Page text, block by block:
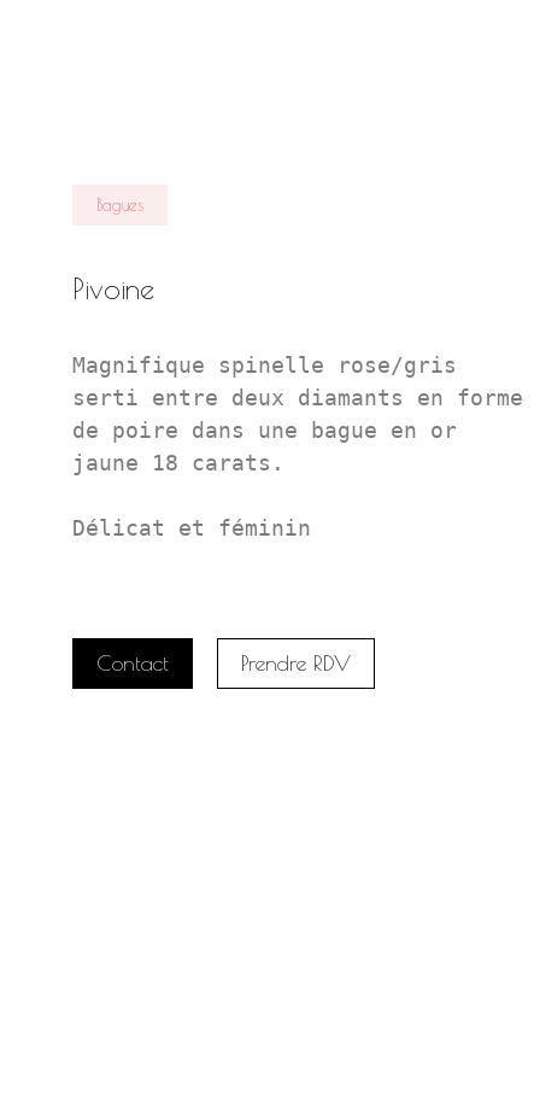
Bagues
Pivoine
Magnifique spinelle rose/gris
serti entre deux diamants en forme
de poire dans une bague en or
jaune 18 carats.
Délicat et féminin
Contact Prendre RDV